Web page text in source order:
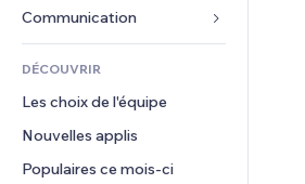
Classement de sites
E-mail
Comptabilité
Coupons et fidélisation
Solutions d'entreposage
Restaurants
Immobilier
Réservations
Musique
Podcasts
Photographie
Vidéo
PDF
Partage de fichiers
Cartes et navigation
Confidentialité
Horloge
Modèles de pages
Effets sur images
Boutons et menus
Formulaires
Sondages
Chat
Commentaires
DÉCOUVRIR
Les choix de l'équipe
Nouvelles applis
Populaires ce mois‑ci